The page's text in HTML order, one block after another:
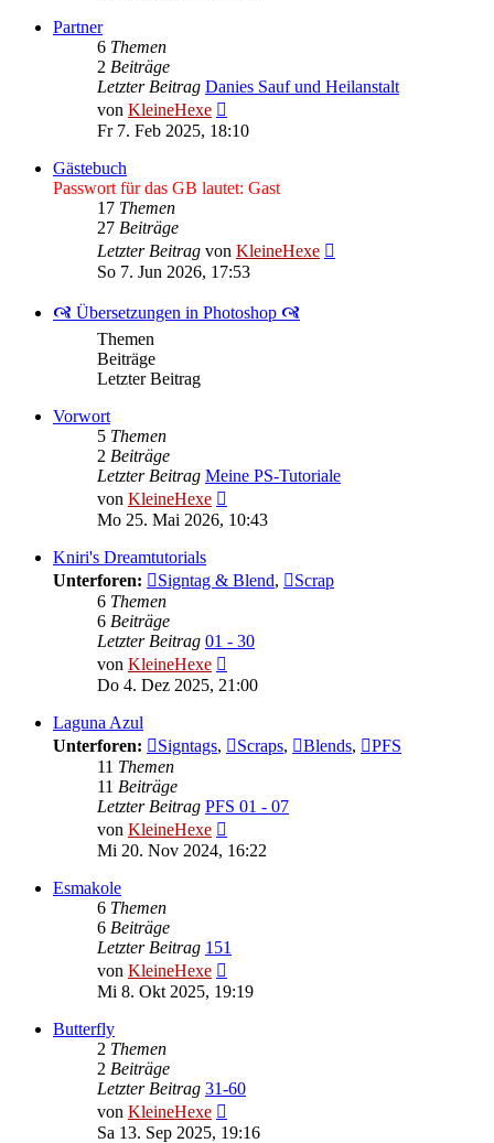
Partner
6 Themen
2 Beiträge
Letzter Beitrag Danies Sauf und Heilanstalt
von KleineHexe
Beitrag
Fr 7. Feb 2025, 18:10
Gästebuch
Passwort für das GB lautet: Gast
17 Themen
27 Beiträge
Letzter Beitrag von KleineHexe
So 7. Jun 2026, 17:53
🙧 Übersetzungen in Photoshop 🙧
Themen
Beiträge
Letzter Beitrag
Vorwort
5 Themen
2 Beiträge
Letzter Beitrag Meine PS-Tutoriale
von KleineHexe
Beitrag
Mo 25. Mai 2026, 10:43
Kniri's Dreamtutorials
Unterforen:
Signtag & Blend,
Scrap
6 Themen
6 Beiträge
Letzter Beitrag 01 - 30
von KleineHexe
Beitrag
Do 4. Dez 2025, 21:00
Laguna Azul
Unterforen:
Signtags, Scraps, Blends,
PFS
11 Themen
11 Beiträge
Letzter Beitrag PFS 01 - 07
von KleineHexe
Beitrag
Mi 20. Nov 2024, 16:22
Esmakole
6 Themen
6 Beiträge
Letzter Beitrag 151
von KleineHexe
Beitrag
Mi 8. Okt 2025, 19:19
Butterfly
2 Themen
2 Beiträge
Letzter Beitrag 31-60
von KleineHexe
Beitrag
Sa 13. Sep 2025, 19:16